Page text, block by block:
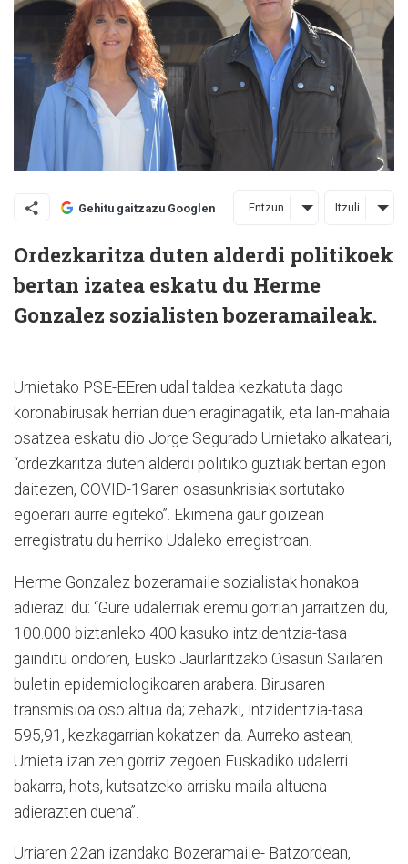
Gehitu gaitzazu Googlen Entzun Itzuli
Ordezkaritza duten alderdi politikoek
bertan izatea eskatu du Herme
Gonzalez sozialisten bozeramaileak.
Urnietako PSE-EEren udal taldea kezkatuta dago
koronabirusak herrian duen eraginagatik, eta lan-mahaia
osatzea eskatu dio Jorge Segurado Urnietako alkateari,
“ordezkaritza duten alderdi politiko guztiak bertan egon
daitezen, COVID-19aren osasunkrisiak sortutako
egoerari aurre egiteko”. Ekimena gaur goizean
erregistratu du herriko Udaleko erregistroan.
Herme Gonzalez bozeramaile sozialistak honakoa
adierazi du: “Gure udalerriak eremu gorrian jarraitzen du,
100.000 biztanleko 400 kasuko intzidentzia-tasa
gainditu ondoren, Eusko Jaurlaritzako Osasun Sailaren
buletin epidemiologikoaren arabera. Birusaren
transmisioa oso altua da; zehazki, intzidentzia-tasa
595,91, kezkagarrian kokatzen da. Aurreko astean,
Urnieta izan zen gorriz zegoen Euskadiko udalerri
bakarra, hots, kutsatzeko arrisku maila altuena
adierazten duena”.
Urriaren 22an izandako Bozeramaile- Batzordean,